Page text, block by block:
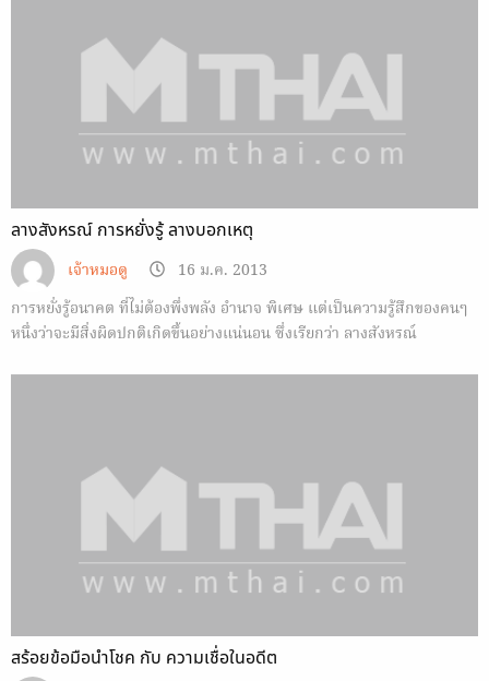
ลางสังหรณ์ การหยั่งรู้ ลางบอกเหตุ
เจ้าหมอดู
16 ม.ค. 2013
การหยั่งรู้อนาคต ที่ไม่ต้องพึ่งพลัง อำนาจ พิเศษ แต่เป็นความรู้สึกของคนๆ
หนึ่งว่าจะมีสิ่งผิดปกติเกิดขึ้นอย่างแน่นอน ซึ่งเรียกว่า ลางสังหรณ์
สร้อยข้อมือนำโชค กับ ความเชื่อในอดีต